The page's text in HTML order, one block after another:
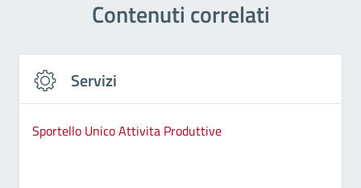
Contenuti correlati
Servizi
Sportello Unico Attivita Produttive